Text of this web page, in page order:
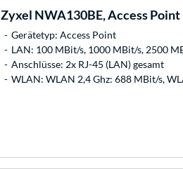
Zyxel NWA130BE, Access Point
Gerätetyp: Access Point
LAN: 100 MBit/s, 1000 MBit/s, 2500
Anschlüsse: 2x RJ-45 (LAN) gesamt
WLAN: WLAN 2,4 Ghz: 688 MBit/s,